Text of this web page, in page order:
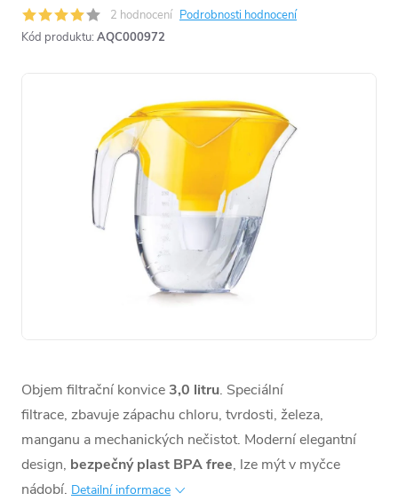
2 hodnocení Podrobnosti hodnocení
Kód produktu: AQC000972
Objem filtrační konvice3,0 litru. Speciální
filtrace, zbavuje zápachu chloru, tvrdosti, železa,
manganu a mechanických nečistot. Moderní elegantní
design, bezpečný plast BPA free, lze mýt v myčce
nádobí. Detailní informace